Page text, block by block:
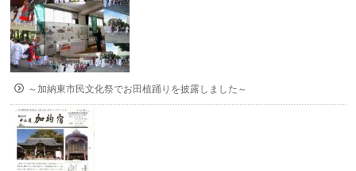
～加納東市民文化祭でお田植踊りを披露しました～